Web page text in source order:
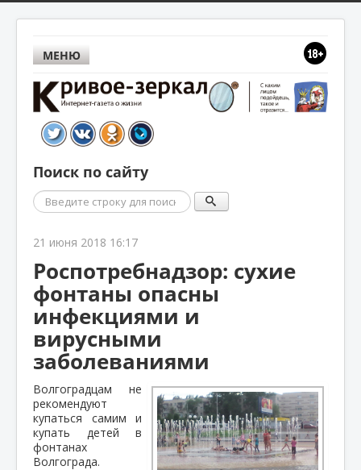
МЕНЮ
Поиск по сайту
Поиск
21 июня 2018 16:17
Роспотребнадзор: сухие
фонтаны опасны
инфекциями и
вирусными
заболеваниями
Волгоградцам не
рекомендуют
купаться самим и
купать детей в
фонтанах
Волгограда.